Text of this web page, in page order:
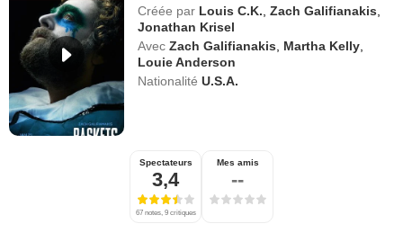
Créée par Louis C.K. ,Zach Galifianakis
Jonathan Krisel
Avec Zach Galifianakis Martha Kelly
Louie Anderson
Nationalité U.S.A.
Spectateurs
3,4
67 notes, 9 critiques
Mes amis
--